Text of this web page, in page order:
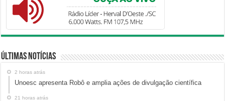
Últimas Notícias
2 horas atrás
Unoesc apresenta Robô e amplia ações de divulgação científica
21 horas atrás